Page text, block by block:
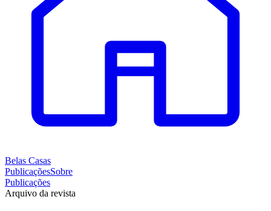
Belas Casas
PublicaçõesSobre
Publicações
Arquivo da revista